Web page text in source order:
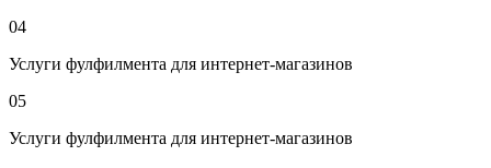
04
Услуги фулфилмента для интернет-магазинов
05
Услуги фулфилмента для интернет-магазинов